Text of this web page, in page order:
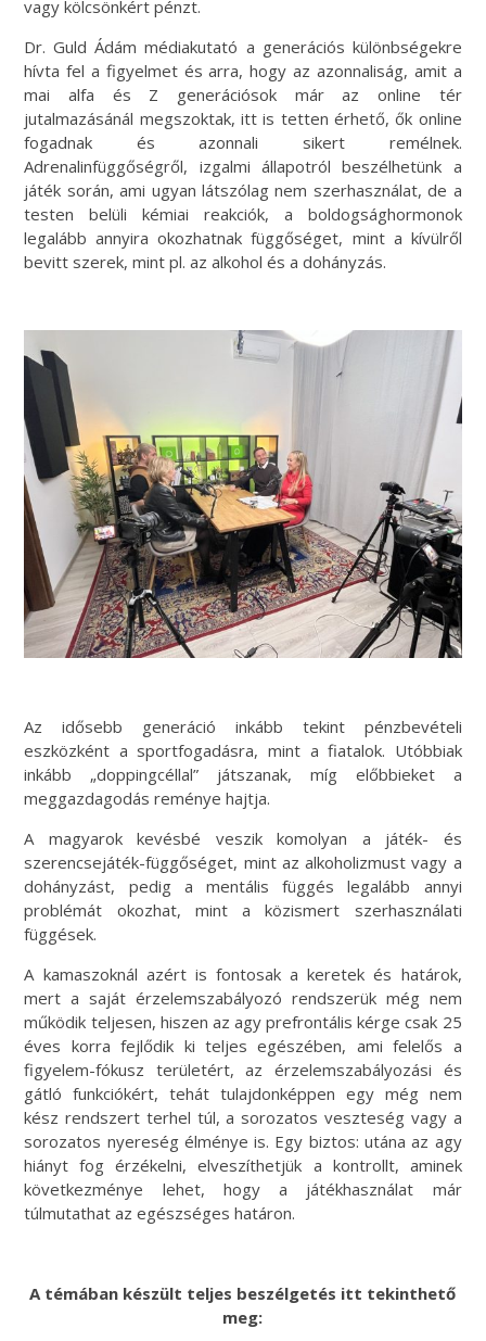
vagy kölcsönkért pénzt.
Dr. Guld Ádám médiakutató a generációs különbségekre
hívta fel a figyelmet és arra, hogy az azonnaliság, amit a
mai alfa és Z generációsok már az online tér
jutalmazásánál megszoktak, itt is tetten érhető, ők online
fogadnak és azonnali sikert remélnek.
Adrenalinfüggőségről, izgalmi állapotról beszélhetünk a
játék során, ami ugyan látszólag nem szerhasználat, de a
testen belüli kémiai reakciók, a boldogsághormonok
legalább annyira okozhatnak függőséget, mint a kívülről
bevitt szerek, mint pl. az alkohol és a dohányzás.
Az idősebb generáció inkább tekint pénzbevételi
eszközként a sportfogadásra, mint a fiatalok. Utóbbiak
inkább „doppingcéllal” játszanak, míg előbbieket a
meggazdagodás reménye hajtja.
A magyarok kevésbé veszik komolyan a játék- és
szerencsejáték-függőséget, mint az alkoholizmust vagy a
dohányzást, pedig a mentális függés legalább annyi
problémát okozhat, mint a közismert szerhasználati
függések.
A kamaszoknál azért is fontosak a keretek és határok,
mert a saját érzelemszabályozó rendszerük még nem
működik teljesen, hiszen az agy prefrontális kérge csak 25
éves korra fejlődik ki teljes egészében, ami felelős a
figyelem-fókusz területért, az érzelemszabályozási és
gátló funkciókért, tehát tulajdonképpen egy még nem
kész rendszert terhel túl, a sorozatos veszteség vagy a
sorozatos nyereség élménye is. Egy biztos: utána az agy
hiányt fog érzékelni, elveszíthetjük a kontrollt, aminek
következménye lehet, hogy a játékhasználat már
túlmutathat az egészséges határon.
A témában készült teljes beszélgetés itt tekinthető
meg: